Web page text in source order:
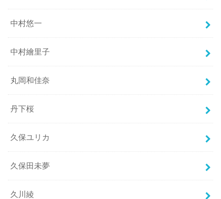
中村悠一
中村繪里子
丸岡和佳奈
丹下桜
久保ユリカ
久保田未夢
久川綾